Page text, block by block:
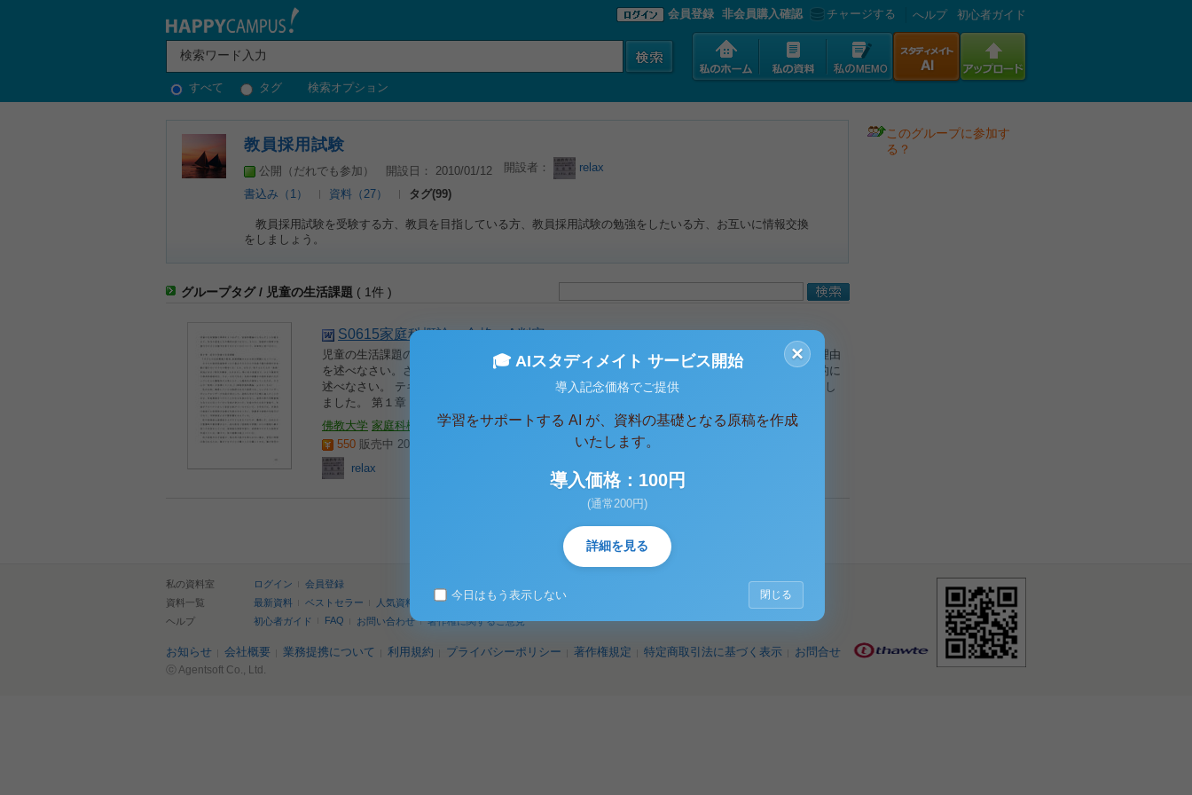
すべて タグ 検索オプション
会員登録 非会員購入確認 チャージする へルプ 初心者ガイド
教員採用試験
公開（だれでも参加） 開設日： 2010/01/12 開設者： relax
書込み（1） 資料（27） タグ(99)
教員採用試験を受験する方、教員を目指している方、教員採用試験の勉強をしたいる方、お互いに情報交換
をしましょう。
グループタグ / 児童の生活課題 ( 1件 )
S0615家庭科概論 合格 A判定
児童の生活課題の事例を１つあげて、家庭科概論から学んだことを踏まえて、自分の意見とその理由
を述べなさい。さらに、家庭科の指導で児童のどのような能力を育てるとよいかについて、具体的に
述べなさい。 テキスト中心にまとめました。 家庭科教科法のテキストと、学習指導要領も参考にし
ました。 第１章 近年の児童の生活課題
佛教大学 家庭科概論 佛大通信 佛大
児童の生活課題
550 販売中 2016/05/06
relax
このグループに参加す
る？
私の資料室 ログイン
会員登録
資料一覧
最新資料 ベストセラー 人気資料 人気タグ パワーユーザー
検索
ヘルプ
初心者ガイド FAQ お問い合わせ 著作権に関するご意見
お知らせ 会社概要 業務提携について 利用規約 プライバシーポリシー 著作権規定 特定商取引法に基づく表示 お問合せ
ⓒ Agentsoft Co., Ltd.
×
🎓 AIスタディメイト サービス開始
導入記念価格でご提供
学習をサポートする AI が、資料の基礎となる原稿を作成
いたします。
導入価格：100円
(通常200円)
詳細を見る
今日はもう表示しない 閉じる